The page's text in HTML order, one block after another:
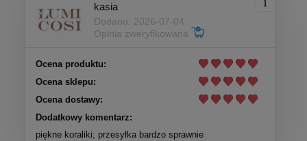
kasia
Dodano: 2026-07-04
Opinia zweryfikowana
Ocena produktu:
Ocena sklepu:
Ocena dostawy:
Dodatkowy komentarz:
piękne koraliki; przesyłka bardzo sprawnie